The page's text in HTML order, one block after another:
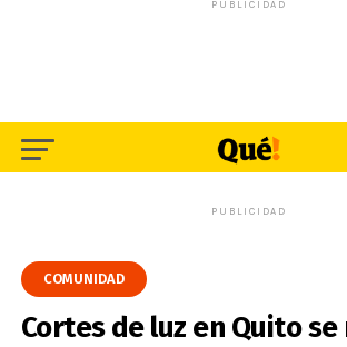
PUBLICIDAD
PUBLICIDAD
COMUNIDAD
Cortes de luz en Quito